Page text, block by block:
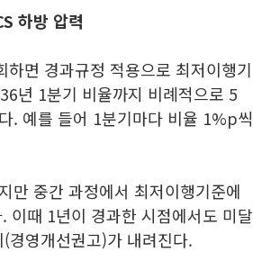
하방 압력
면 경과규정 적용으로 최저이행기
년 1분기 비율까지 비례적으로 5
. 예를 들어 1분기마다 비율 1%p씩
만 중간 과정에서 최저이행기준에
이때 1년이 경과한 시점에서도 미달
경영개선권고)가 내려진다.